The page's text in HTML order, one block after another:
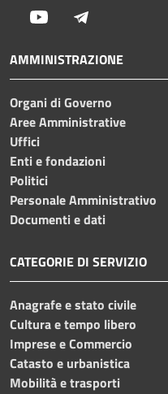
Youtube
AMMINISTRAZIONE
Organi di Governo
Aree Amministrative
Uffici
Enti e fondazioni
Politici
Personale Amministrativo
Documenti e dati
CATEGORIE DI SERVIZIO
Anagrafe e stato civile
Cultura e tempo libero
Imprese e Commercio
Catasto e urbanistica
Mobilità e trasporti